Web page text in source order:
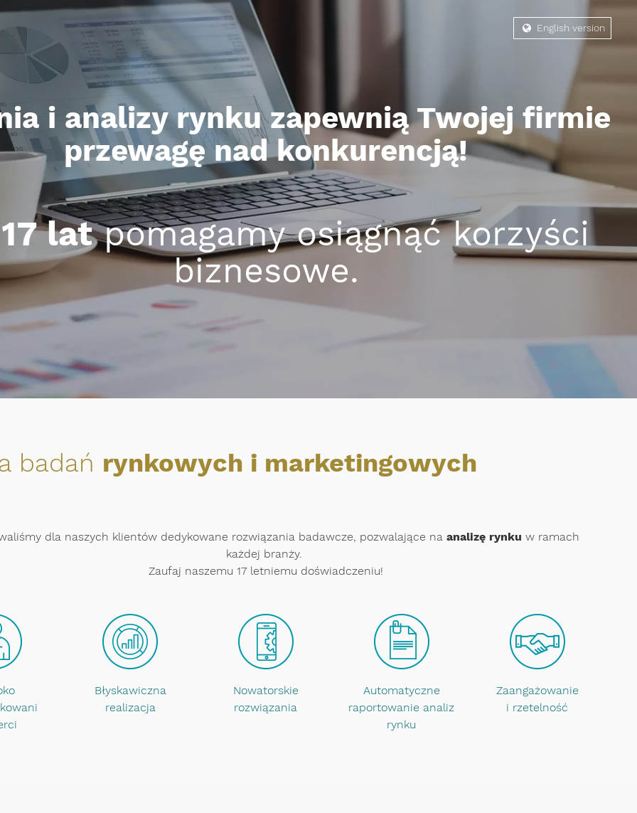
i analizy rynku zapewnią Twojej firmie
przewagę nad konkurencją!
17 latpomagamy osiągnąć korzyści
biznesowe.
badań rynkowych i marketingowych
dla naszych klientów dedykowane rozwiązania badawcze, pozwalające na analizę rynku w ramach
każdej branży.
Zaufaj naszemu 17 letniemu doświadczeniu!
Błyskawiczna
realizacja
Nowatorskie
rozwiązania
Automatyczne
raportowanie analiz
rynku
Zaangażowanie
i rzetelność
English version